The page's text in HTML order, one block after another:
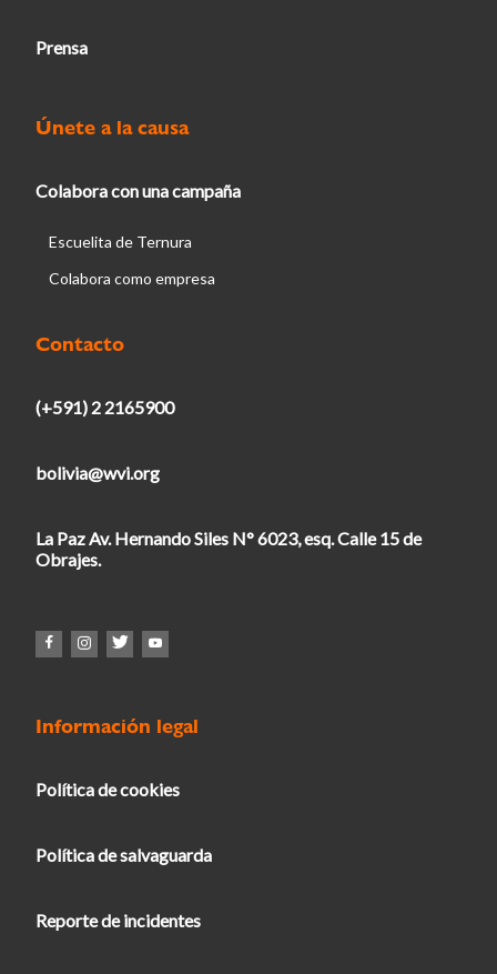
Prensa
Únete a la causa
Colabora con una campaña
Escuelita de Ternura
Colabora como empresa
Contacto
(+591) 2 2165900
bolivia@wvi.org
La Paz Av. Hernando Siles N° 6023, esq. Calle 15 de
Obrajes.
Información legal
Política de cookies
Política de salvaguarda
Reporte de incidentes